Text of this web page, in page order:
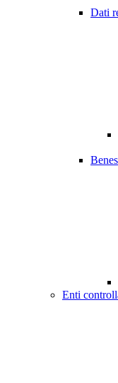
Dati
Enti